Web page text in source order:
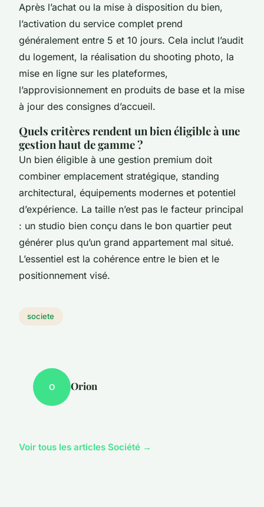
Après l’achat ou la mise à disposition du bien,
l’activation du service complet prend
généralement entre 5 et 10 jours. Cela inclut l’audit
du logement, la réalisation du shooting photo, la
mise en ligne sur les plateformes,
l’approvisionnement en produits de base et la mise
à jour des consignes d’accueil.
Quels critères rendent un bien éligible à une
gestion haut de gamme ?
Un bien éligible à une gestion premium doit
combiner emplacement stratégique, standing
architectural, équipements modernes et potentiel
d’expérience. La taille n’est pas le facteur principal
: un studio bien conçu dans le bon quartier peut
générer plus qu’un grand appartement mal situé.
L’essentiel est la cohérence entre le bien et le
positionnement visé.
societe
O Orion
Voir tous les articles Société →